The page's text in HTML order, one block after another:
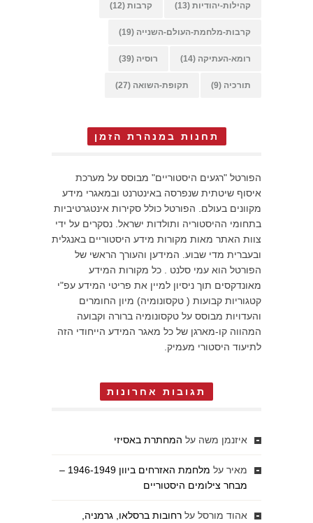
קהילות-יהודיות (13) קרבות (12)
קרבות-מלחמת-העולם-השנייה (19)
רומא-העתיקה (14) רוסיה (39)
תורכיה (9) תקופת-השואה (27)
תחנות במנהרת הזמן
הפורטל "רגעים היסטוריים" מבוסס על מערכת
איסוף שיטתית שנפרסה באינטרנט ובמאגרי מידע
מקוונים בעולם. הפורטל כולל סקירות אינטגרטיביות
בתחומי ההיסטוריה ותולדות ישראל. נסקרים על ידי
צוות האתר מאות מקורות מידע היסטוריים באנגלית
ובעברית מדי שבוע. המידען והעורך הראשי של
הפורטל הוא עמי סלנט . כל מקורות המידע
מאונדקסים תוך ניסיון למיין את פריטי המידע עפ"י
קטגוריות קבועות ( טקסונומיה) מיון החומרים
והעדויות מבוסס על טקסונומיה ברורה וקבועה
המהווה קו-מארגן של כל מאגר המידע הייחודי הזה
לתיעוד היסטורי מעמיק.
תגובות אחרונות
איזנמן משה על המחתרת באסיזי
מאיר על
מלחמת האזרחים ביוון 1946-1949 –
מבחר צילומים היסטוריים
אהוד מורסל על רחובות ברסלאו, גרמניה,